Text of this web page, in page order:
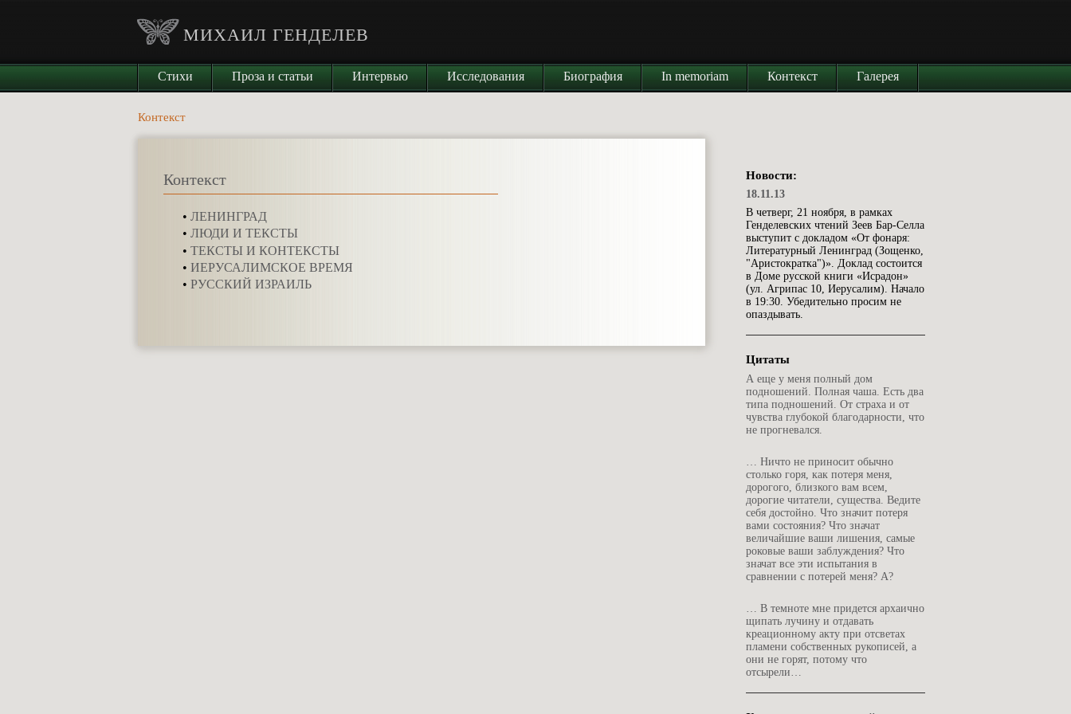
МИХАИЛ ГЕНДЕЛЕВ
Стихи Проза и статьи Интервью Исследования Биография In memoriam Контекст Галерея
Контекст
Контекст
• ЛЕНИНГРАД
• ЛЮДИ И ТЕКСТЫ
• ТЕКСТЫ И КОНТЕКСТЫ
• ИЕРУСАЛИМСКОЕ ВРЕМЯ
• РУССКИЙ ИЗРАИЛЬ
Новости:
18.11.13
В четверг, 21 ноября, в рамках
Генделевских чтений Зеев Бар-Селла
выступит с докладом «От фонаря:
Литературный Ленинград (Зощенко,
"Аристократка")». Доклад состоится
в Доме русской книги «Исрадон»
(ул. Агрипас 10, Иерусалим). Начало
в 19:30. Убедительно просим не
опаздывать.
Цитаты
А еще у меня полный дом
подношений. Полная чаша. Есть два
типа подношений. От страха и от
чувства глубокой благодарности, что
не прогневался.
Ничто не приносит обычно
столько горя, как потеря меня,
дорогого, близкого вам всем,
дорогие читатели, существа. Ведите
себя достойно. Что значит потеря
вами состояния? Что значат
величайшие ваши лишения, самые
роковые ваши заблуждения? Что
значат все эти испытания в
сравнении с потерей меня? А?
В темноте мне придется архаично
щипать лучину и отдавать
креационному акту при отсветах
пламени собственных рукописей, а
они не горят, потому что
отсырели…